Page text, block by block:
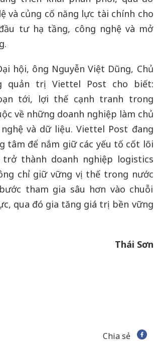
và củng cố năng lực tài chính cho
tư hạ tầng, công nghệ và mở
hội, ông Nguyễn Việt Dũng, Chủ
quản trị Viettel Post cho biết:
tới, lợi thế cạnh tranh trong
về những doanh nghiệp làm chủ
và dữ liệu. Viettel Post đang
tâm để nắm giữ các yếu tố cốt lõi
thành doanh nghiệp logistics
chỉ giữ vững vị thế trong nước
tham gia sâu hơn vào chuỗi
qua đó gia tăng giá trị bền vững
Thái Sơn
Chia sẻ